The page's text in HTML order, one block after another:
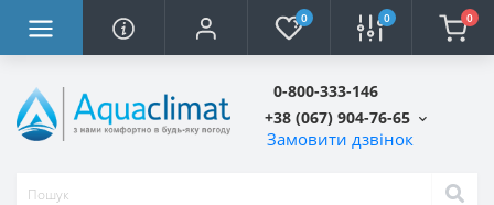
0 0 0
0-800-333-146
+38 (067) 904-76-65
Замовити дзвінок